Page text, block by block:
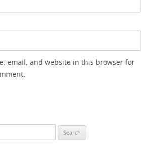
email, and website in this browser for